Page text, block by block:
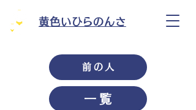
黄色いひらのんさ
前の人
一覧